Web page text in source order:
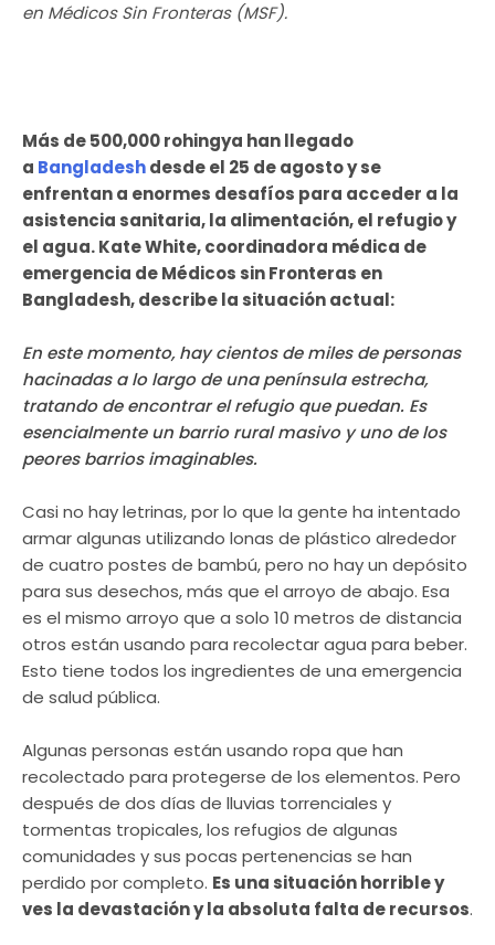
en Médicos Sin Fronteras (MSF).
Más de 500,000 rohingya han llegado
a Bangladeshdesde el 25 de agosto y se
enfrentan a enormes desafíos para acceder a la
asistencia sanitaria, la alimentación, el refugio y
el agua. Kate White, coordinadora médica de
emergencia de Médicos sin Fronteras en
Bangladesh, describe la situación actual:
En este momento, hay cientos de miles de personas
hacinadas a lo largo de una península estrecha,
tratando de encontrar el refugio que puedan. Es
esencialmente un barrio rural masivo y uno de los
peores barrios imaginables.
Casi no hay letrinas, por lo que la gente ha intentado
armar algunas utilizando lonas de plástico alrededor
de cuatro postes de bambú, pero no hay un depósito
para sus desechos, más que el arroyo de abajo. Esa
es el mismo arroyo que a solo 10 metros de distancia
otros están usando para recolectar agua para beber.
Esto tiene todos los ingredientes de una emergencia
de salud pública.
Algunas personas están usando ropa que han
recolectado para protegerse de los elementos. Pero
después de dos días de lluvias torrenciales y
tormentas tropicales, los refugios de algunas
comunidades y sus pocas pertenencias se han
perdido por completo. Es una situación horrible y
ves la devastación y la absoluta falta de recursos.